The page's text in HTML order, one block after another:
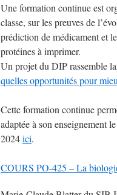
Une formation continue est
classe, sur les preuves de
prédiction de médicament et
protéines à imprimer.
Un projet du DIP rassemble
quelles opportunités pour
Cette formation continue
adaptée à son enseignement
2024ici.
COURS PO-425 – La